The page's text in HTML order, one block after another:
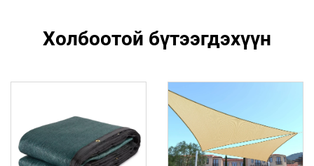
Холбоотой бүтээгдэхүүн